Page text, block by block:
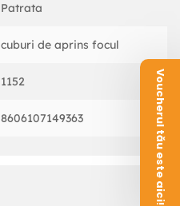
Patrata
cuburi de aprins focul
1152
8606107149363 Voucherul tău este aici!